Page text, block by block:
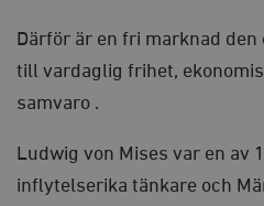
Därför är en fri marknad
till vardaglig frihet,
samvaro .
Ludwig von Mises var en av
inflytelserika tänkare och